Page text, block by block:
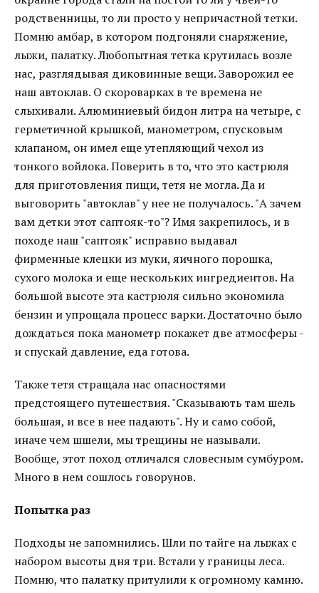
родственницы, то ли просто у непричастной тетки.
Помню амбар, в котором подгоняли снаряжение,
лыжи, палатку. Любопытная тетка крутилась возле
нас, разглядывая диковинные вещи. Заворожил ее
наш автоклав. О скороварках в те времена не
слыхивали. Алюминиевый бидон литра на четыре, с
герметичной крышкой, манометром, спусковым
клапаном, он имел еще утепляющий чехол из
тонкого войлока. Поверить в то, что это кастрюля
для приготовления пищи, тетя не могла. Да и
выговорить "автоклав" у нее не получалось. "А зачем
вам детки этот саптояк-то"? Имя закрепилось, и в
походе наш "саптояк" исправно выдавал
фирменные клецки из муки, яичного порошка,
сухого молока и еще нескольких ингредиентов. На
большой высоте эта кастрюля сильно экономила
бензин и упрощала процесс варки. Достаточно было
дождаться пока манометр покажет две атмосферы -
и спускай давление, еда готова.
Также тетя стращала нас опасностями
предстоящего путешествия. "Сказывають там шель
большая, и все в нее падають". Ну и само собой,
иначе чем шшели, мы трещины не называли.
Вообще, этот поход отличался словесным сумбуром.
Много в нем сошлось говорунов.
Попытка раз
Подходы не запомнились. Шли по тайге на лыжах с
набором высоты дня три. Встали у границы леса.
Помню, что палатку притулили к огромному камню.